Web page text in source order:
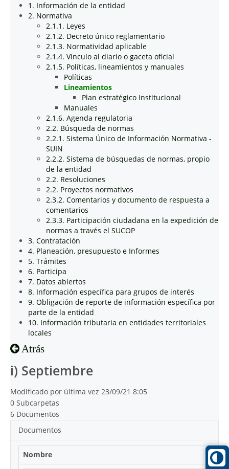
1. Información de la entidad
2. Normativa
2.1.1. Leyes
2.1.2. Decreto único reglamentario
2.1.3. Normatividad aplicable
2.1.4. Vínculo al diario o gaceta oficial
2.1.5. Políticas, lineamientos y manuales
Políticas
Lineamientos
Plan estratégico Institucional
Manuales
2.1.6. Agenda regulatoria
2.2. Búsqueda de normas
2.2.1. Sistema Único de Información Normativa -
SUIN
2.2.2. Sistema de búsquedas de normas, propio
de la entidad
2.2. Resoluciones
2.2. Proyectos normativos
2.3.2. Comentarios y documento de respuesta a
comentarios
2.3.3. Participación ciudadana en la expedición de
normas a través el SUCOP
3. Contratación
4. Planeación, presupuesto e Informes
5. Trámites
6. Participa
7. Datos abiertos
8. Información específica para grupos de interés
9. Obligación de reporte de información específica por
parte de la entidad
10. Información tributaria en entidades territoriales
locales
Atrás
i) Septiembre
Modificado por última vez 23/09/21 8:05
0 Subcarpetas
6 Documentos
Documentos
Nombre